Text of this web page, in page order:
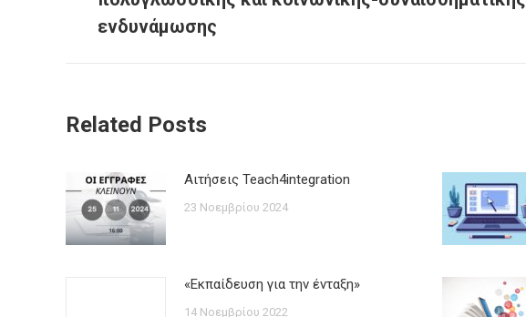
post:
ενδυνάμωσης
Related Posts
Αιτήσεις Teach4integration
23 Νοεμβρίου 2024
«Εκπαίδευση για την ένταξη»
14 Νοεμβρίου 2022